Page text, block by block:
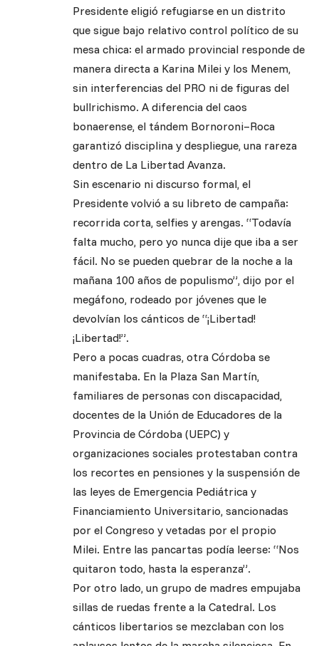
Presidente eligió refugiarse en un distrito
que sigue bajo relativo control político de su
mesa chica: el armado provincial responde de
manera directa a Karina Milei y los Menem,
sin interferencias del PRO ni de figuras del
bullrichismo. A diferencia del caos
bonaerense, el tándem Bornoroni–Roca
garantizó disciplina y despliegue, una rareza
dentro de La Libertad Avanza.
Sin escenario ni discurso formal, el
Presidente volvió a su libreto de campaña:
recorrida corta, selfies y arengas. “Todavía
falta mucho, pero yo nunca dije que iba a ser
fácil. No se pueden quebrar de la noche a la
mañana 100 años de populismo”, dijo por el
megáfono, rodeado por jóvenes que le
devolvían los cánticos de “¡Libertad!
¡Libertad!”.
Pero a pocas cuadras, otra Córdoba se
manifestaba. En la Plaza San Martín,
familiares de personas con discapacidad,
docentes de la Unión de Educadores de la
Provincia de Córdoba (UEPC) y
organizaciones sociales protestaban contra
los recortes en pensiones y la suspensión de
las leyes de Emergencia Pediátrica y
Financiamiento Universitario, sancionadas
por el Congreso y vetadas por el propio
Milei. Entre las pancartas podía leerse: “Nos
quitaron todo, hasta la esperanza”.
Por otro lado, un grupo de madres empujaba
sillas de ruedas frente a la Catedral. Los
cánticos libertarios se mezclaban con los